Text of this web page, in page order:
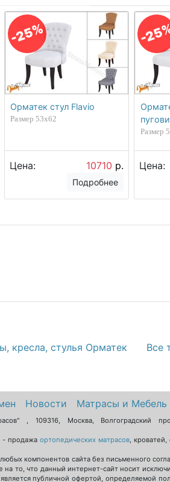
-25%
Орматек стул Flavio
Размер 53х62
Цена: 10710 р.
Подробнее
-
Размер
Цена:
кресла, стулья Орматек Все
Новости Матрасы и Мебель
,109316, Москва, Волгоградский
- продажа ортопедических матрасов,
компонентов сайта без письменного
то, что данный интернет-сайт носит
публичной офертой, определяемой